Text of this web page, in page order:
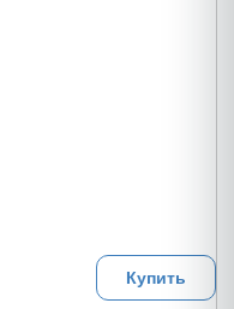
Купить